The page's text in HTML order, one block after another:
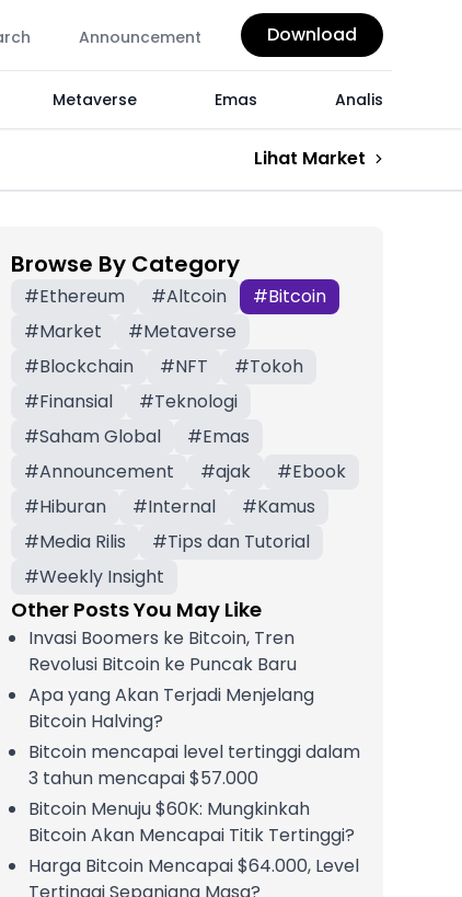
Announcement Download
Metaverse Emas Analis
Lihat Market
Browse By Category
#Ethereum #Altcoin #Bitcoin
#Market #Metaverse
#Blockchain #NFT #Tokoh
#Finansial #Teknologi
#Saham Global #Emas
#Announcement #ajak #Ebook
#Hiburan #Internal #Kamus
#Media Rilis #Tips dan Tutorial
#Weekly Insight
Other Posts You May Like
Invasi Boomers ke Bitcoin, Tren
Revolusi Bitcoin ke Puncak Baru
Apa yang Akan Terjadi Menjelang
Bitcoin Halving?
Bitcoin mencapai level tertinggi dalam
3 tahun mencapai $57.000
Bitcoin Menuju $60K: Mungkinkah
Bitcoin Akan Mencapai Titik Tertinggi?
Harga Bitcoin Mencapai $64.000, Level